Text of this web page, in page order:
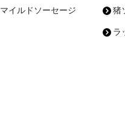
マイルドソーセージ 猪
ラ